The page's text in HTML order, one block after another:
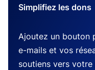
Simplifiez les dons
Ajoutez un bouton
e-mails et vos
soutiens vers